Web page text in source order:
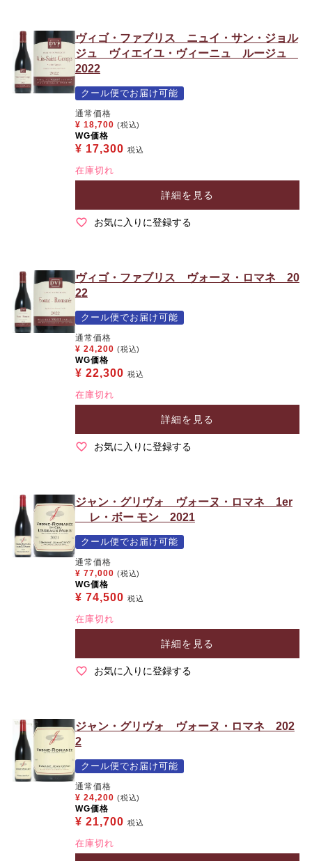
ヴィゴ・ファブリス ニュイ・サン・ジョル
ジュ ヴィエイユ・ヴィーニュ ルージュ
2022
クール便でお届け可能
通常価格
¥ 18,700 (税込)
WG価格
¥ 17,300 税込
在庫切れ
詳細を見る
お気に入りに登録する
ヴィゴ・ファブリス ヴォーヌ・ロマネ 20
22
クール便でお届け可能
通常価格
¥ 24,200 (税込)
WG価格
¥ 22,300 税込
在庫切れ
詳細を見る
お気に入りに登録する
ジャン・グリヴォ ヴォーヌ・ロマネ 1er
レ・ボー モン 2021
クール便でお届け可能
通常価格
¥ 77,000 (税込)
WG価格
¥ 74,500 税込
在庫切れ
詳細を見る
お気に入りに登録する
ジャン・グリヴォ ヴォーヌ・ロマネ 202
2
クール便でお届け可能
通常価格
¥ 24,200 (税込)
WG価格
¥ 21,700 税込
在庫切れ